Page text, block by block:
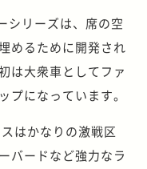
シリーズは、席の空
めるために開発され
は大衆車としてファ
プになっています。
はかなりの激戦区
バードなど強力なラ